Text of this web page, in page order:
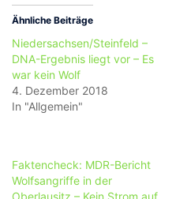
Ähnliche Beiträge
Niedersachsen/Steinfeld –
DNA-Ergebnis liegt vor – Es
war kein Wolf
4. Dezember 2018
In "Allgemein"
Faktencheck: MDR-Bericht
Wolfsangriffe in der